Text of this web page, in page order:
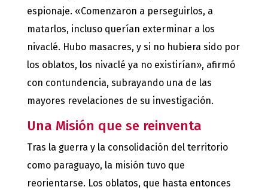
espionaje. «Comenzaron a perseguirlos, a
matarlos, incluso querían exterminar a los
nivaclé. Hubo masacres, y si no hubiera sido por
los oblatos, los nivaclé ya no existirían», afirmó
con contundencia, subrayando una de las
mayores revelaciones de su investigación.
Una Misión que se reinventa
Tras la guerra y la consolidación del territorio
como paraguayo, la misión tuvo que
reorientarse. Los oblatos, que hasta entonces